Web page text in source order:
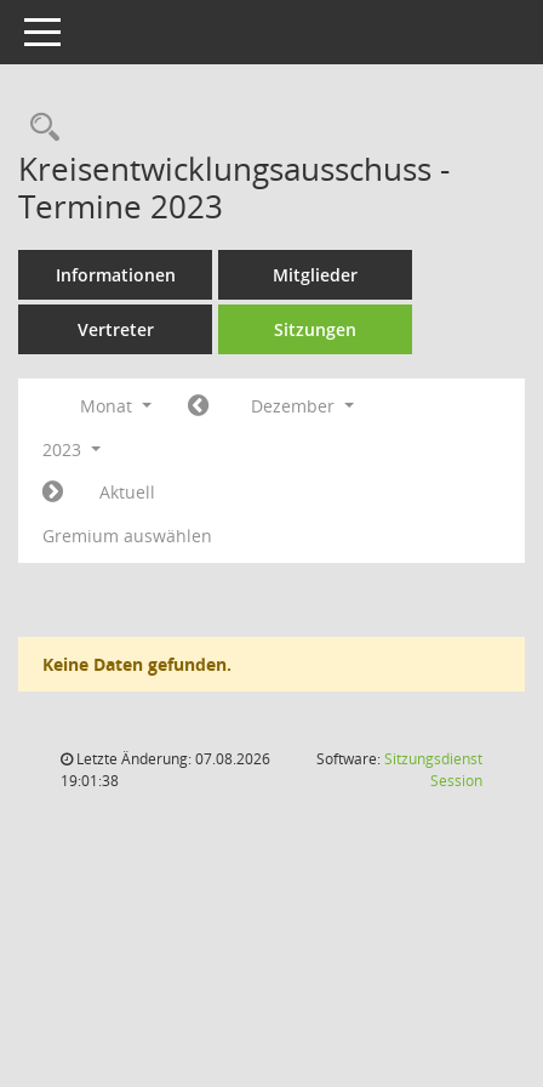
Toggle navigation
Rechercheauswahl
Kreisentwicklungsausschuss -
Termine 2023
Informationen Mitglieder
Vertreter Sitzungen
Monat
Dezember
2023
Aktuell
Gremium auswählen
Keine Daten gefunden.
Letzte Änderung: 07.08.2026
19:01:38
Software:Sitzungsdienst
Session(Wird in